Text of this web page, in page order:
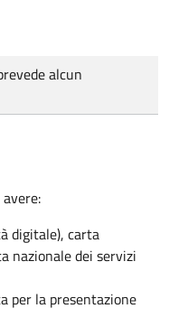
alcun
digitale), carta
nazionale dei servizi
per la presentazione